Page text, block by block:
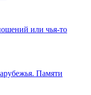
или чья-то
Памяти